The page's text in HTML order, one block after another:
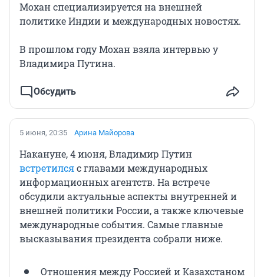
Мохан специализируется на внешней
политике Индии и международных новостях.
В прошлом году Мохан взяла интервью у
Владимира Путина.
Обсудить
5 июня, 20:35 Арина Майорова
Накануне, 4 июня, Владимир Путин
встретилсяс главами международных
информационных агентств. На встрече
обсудили актуальные аспекты внутренней и
внешней политики России, а также ключевые
международные события. Самые главные
высказывания президента собрали ниже.
Отношения между Россией и Казахстаном